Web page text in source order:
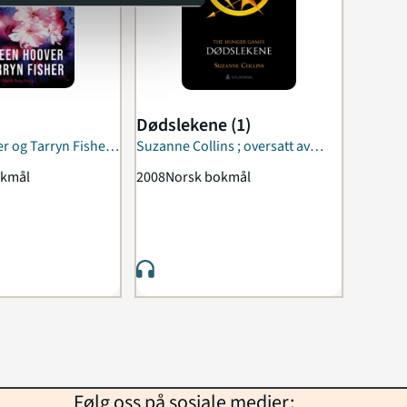
og Tarryn Fisher ;
Erichsen
Dødslekene (1)
Suzanne Collins ; oversatt av
Torleif Sjøgren-Erichsen
2008Norsk bokmål